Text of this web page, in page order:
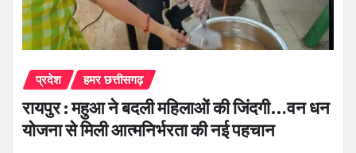
प्रदेश हमर छत्तीसगढ़
रायपुर : महुआ ने बदली महिलाओं की जिंदगी…वन धन
योजना से मिली आत्मनिर्भरता की नई पहचान